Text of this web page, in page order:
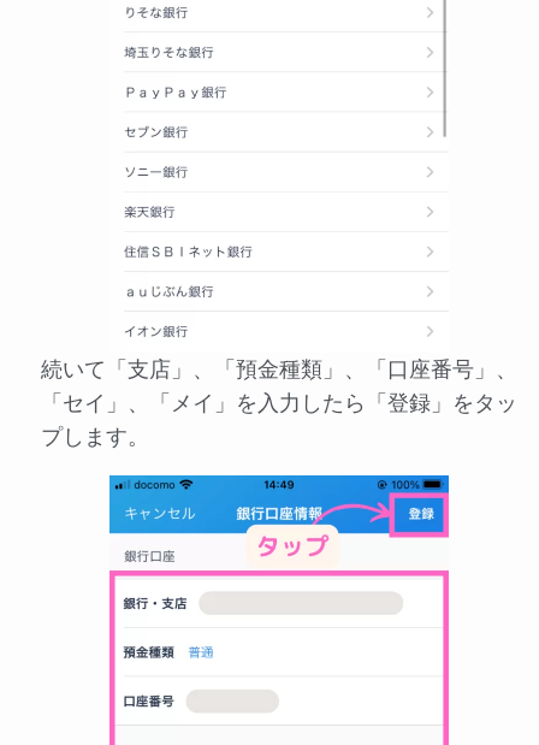
続いて「支店」、「預金種類」、「口座番号」、
「セイ」、「メイ」を入力したら「登録」をタッ
プします。